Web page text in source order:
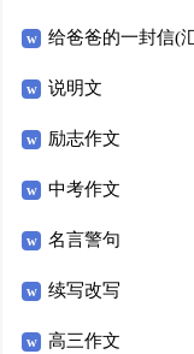
给爸爸的一封信(
说明文
励志作文
中考作文
名言警句
续写改写
高三作文